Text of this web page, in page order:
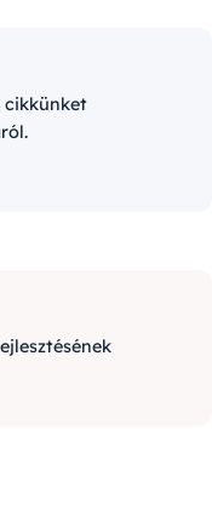
cikkünket